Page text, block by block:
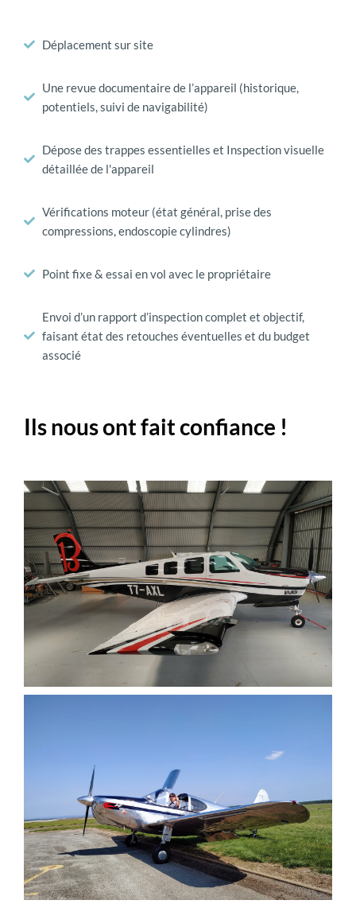
Déplacement sur site
Une revue documentaire de l’appareil (historique,
potentiels, suivi de navigabilité)
Dépose des trappes essentielles et Inspection visuelle
détaillée de l'appareil
Vérifications moteur (état général, prise des
compressions, endoscopie cylindres)
Point fixe & essai en vol avec le propriétaire
Envoi d’un rapport d’inspection complet et objectif,
faisant état des retouches éventuelles et du budget
associé
Ils nous ont fait confiance !